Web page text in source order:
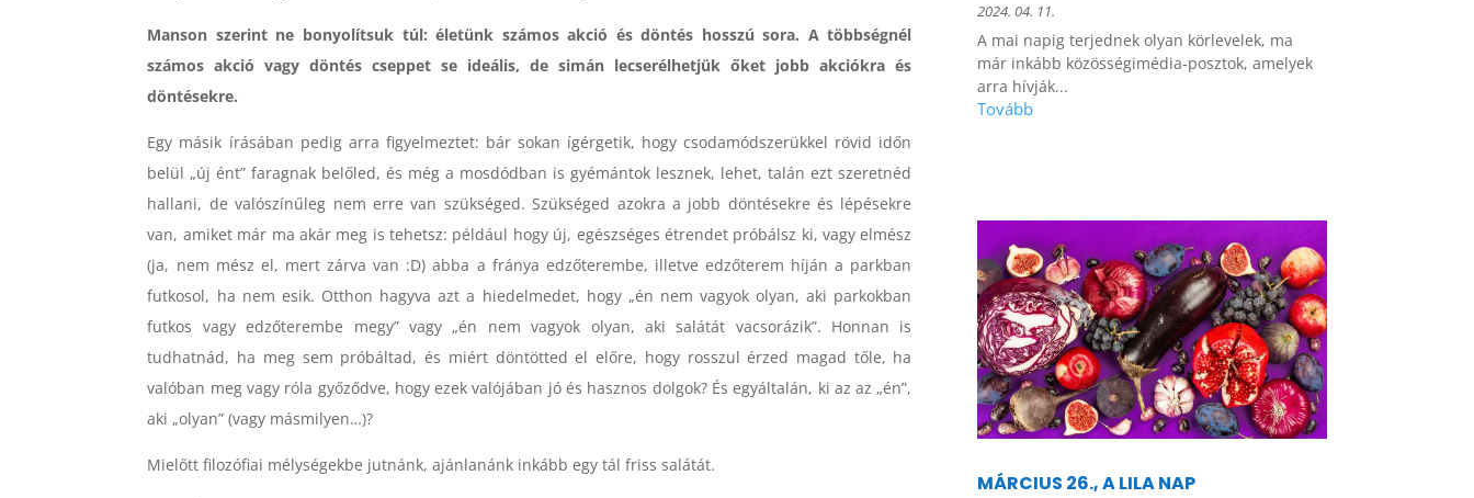
Manson szerint ne bonyolítsuk túl: életünk számos akció és döntés hosszú sora. A többségnél
számos akció vagy döntés cseppet se ideális, de simán lecserélhetjük őket jobb akciókra és
döntésekre.
Egy másik írásában pedig arra figyelmeztet: bár sokan ígérgetik, hogy csodamódszerükkel rövid időn
belül „új ént” faragnak belőled, és még a mosdódban is gyémántok lesznek, lehet, talán ezt szeretnéd
hallani, de valószínűleg nem erre van szükséged. Szükséged azokra a jobb döntésekre és lépésekre
van, amiket már ma akár meg is tehetsz: például hogy új, egészséges étrendet próbálsz ki, vagy elmész
(ja, nem mész el, mert zárva van :D) abba a fránya edzőterembe, illetve edzőterem híján a parkban
futkosol, ha nem esik. Otthon hagyva azt a hiedelmedet, hogy „én nem vagyok olyan, aki parkokban
futkos vagy edzőterembe megy” vagy „én nem vagyok olyan, aki salátát vacsorázik”. Honnan is
tudhatnád, ha meg sem próbáltad, és miért döntötted el előre, hogy rosszul érzed magad tőle, ha
valóban meg vagy róla győződve, hogy ezek valójában jó és hasznos dolgok? És egyáltalán, ki az az „én”,
aki „olyan” (vagy másmilyen…)?
Mielőtt filozófiai mélységekbe jutnánk, ajánlanánk inkább egy tál friss salátát.
2024. 04. 11.
A mai napig terjednek olyan körlevelek, ma
már inkább közösségimédia-posztok, amelyek
arra hívják...
MÁRCIUS 26., A LILA NAP